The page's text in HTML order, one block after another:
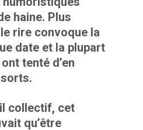
haine. Plus
rire convoque la
date et la plupart
tenté d’en
collectif, cet
qu’être